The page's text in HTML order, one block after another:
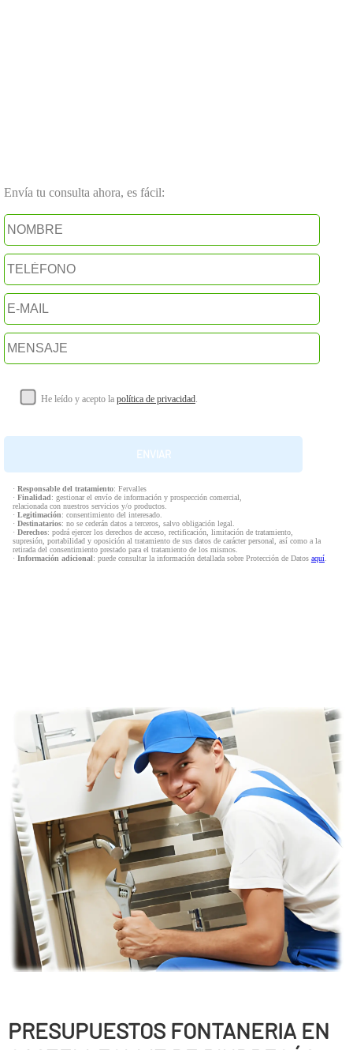
Envía tu consulta ahora, es fácil:
He leído y acepto la política de privacidad.
· Responsable del tratamiento: Fervalles
· Finalidad: gestionar el envío de información y prospección comercial,
relacionada con nuestros servicios y/o productos.
· Legitimación: consentimiento del interesado.
· Destinatarios: no se cederán datos a terceros, salvo obligación legal.
· Derechos: podrá ejercer los derechos de acceso, rectificación, limitación de tratamiento,
supresión, portabilidad y oposición al tratamiento de sus datos de carácter personal, así como a la
retirada del consentimiento prestado para el tratamiento de los mismos.
· Información adicional: puede consultar la información detallada sobre Protección de Datos aquí.
PRESUPUESTOS FONTANERIA EN